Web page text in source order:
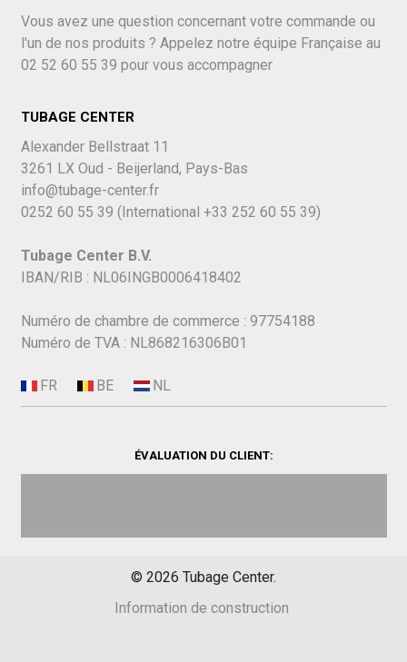
Vous avez une question concernant votre commande ou
l'un de nos produits ? Appelez notre équipe Française au
02 52 60 55 39 pour vous accompagner
TUBAGE CENTER
Alexander Bellstraat 11
3261 LX Oud - Beijerland, Pays-Bas
info@tubage-center.fr
0252 60 55 39 (International +33 252 60 55 39)
Tubage Center B.V.
IBAN/RIB : NL06INGB0006418402
Numéro de chambre de commerce : 97754188
Numéro de TVA : NL868216306B01
ÉVALUATION DU CLIENT:
© 2026 Tubage Center.
Information de construction